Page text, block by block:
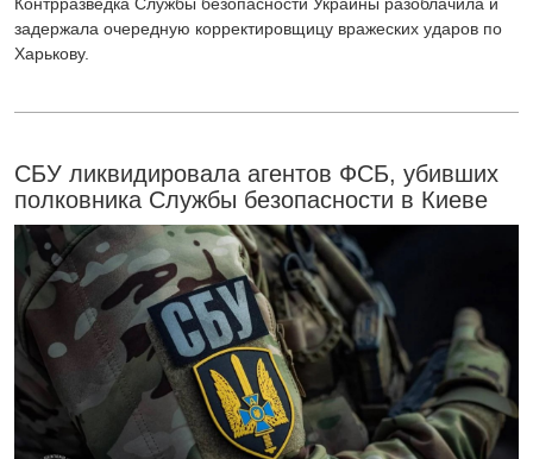
задержала очередную корректировщицу вражеских ударов по
Харькову.
СБУ ликвидировала агентов ФСБ, убивших
полковника Службы безопасности в Киеве